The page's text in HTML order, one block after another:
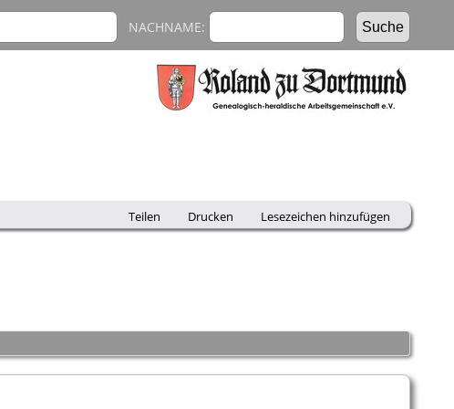
NACHNAME:
Teilen Drucken Lesezeichen hinzufügen